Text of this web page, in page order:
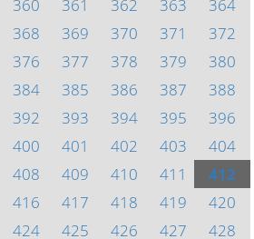
360 361 362 363
364
368 369 370 371
372
376 377 378 379
380
384 385 386 387
388
392 393 394 395
396
400 401 402 403
404
408 409 410 411
412
416 417 418 419
420
424 425 426 427 428